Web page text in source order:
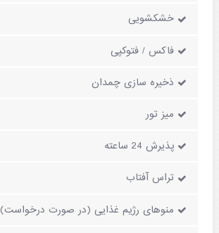
خشکشویی
فاکس / فتوکپی
ذخیره سازی چمدان
میز تور
پذیرش 24 ساعته
تراس آفتاب
منوهای رژیم غذایی (در صورت درخواست)